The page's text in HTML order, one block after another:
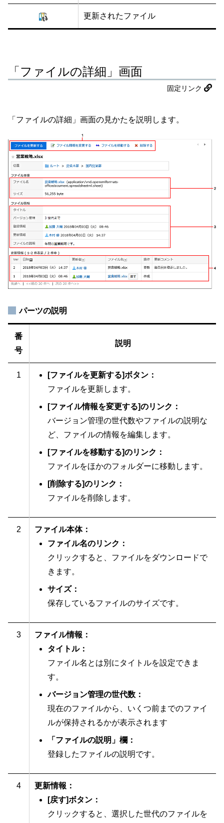
更新されたファイル
「ファイルの詳細」画面
固定リンク
「ファイルの詳細」画面の見かたを説明します。
パーツの説明
番
号
説明
1
[ファイルを更新する]ボタン：
ファイルを更新します。
[ファイル情報を変更する]のリンク：
バージョン管理の世代数やファイルの説明な
ど、ファイルの情報を編集します。
[ファイルを移動する]のリンク：
ファイルをほかのフォルダーに移動します。
[削除する]のリンク：
ファイルを削除します。
2
ファイル本体：
ファイル名のリンク：
クリックすると、ファイルをダウンロードで
きます。
サイズ：
保存しているファイルのサイズです。
3
ファイル情報：
タイトル：
ファイル名とは別にタイトルを設定できま
す。
バージョン管理の世代数：
現在のファイルから、いくつ前までのファイ
ルが保持されるかが表示されます
「ファイルの説明」欄：
登録したファイルの説明です。
4
更新情報：
[戻す]ボタン：
クリックすると、選択した世代のファイルを